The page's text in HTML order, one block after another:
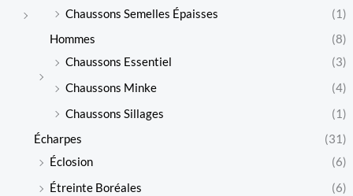
Chaussons Semelles Épaisses
(1)
Hommes
(8)
Chaussons Essentiel
(3)
Chaussons Minke
(4)
Chaussons Sillages
(1)
Écharpes
(31)
Éclosion
(6)
Étreinte Boréales
(6)